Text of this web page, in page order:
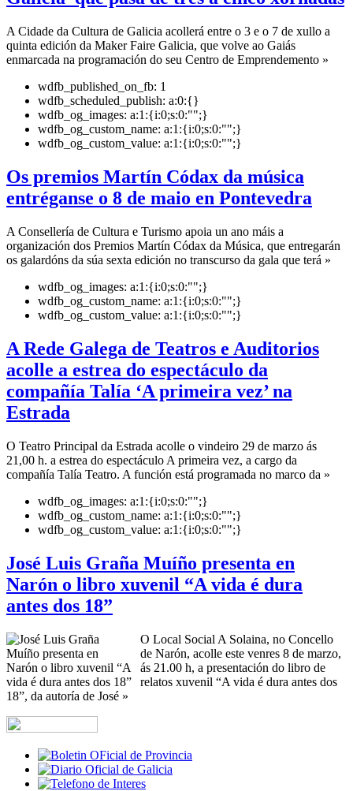
A Cidade da Cultura de Galicia acollerá entre o 3 e o 7 de xullo a
quinta edición da Maker Faire Galicia, que volve ao Gaiás
enmarcada na programación do seu Centro de Emprendemento »
wdfb_published_on_fb: 1
wdfb_scheduled_publish: a:0:{}
wdfb_og_images: a:1:{i:0;s:0:"";}
wdfb_og_custom_name: a:1:{i:0;s:0:"";}
wdfb_og_custom_value: a:1:{i:0;s:0:"";}
Os premios Martín Códax da música
entréganse o 8 de maio en Pontevedra
A Consellería de Cultura e Turismo apoia un ano máis a
organización dos Premios Martín Códax da Música, que entregarán
os galardóns da súa sexta edición no transcurso da gala que terá »
wdfb_og_images: a:1:{i:0;s:0:"";}
wdfb_og_custom_name: a:1:{i:0;s:0:"";}
wdfb_og_custom_value: a:1:{i:0;s:0:"";}
A Rede Galega de Teatros e Auditorios
acolle a estrea do espectáculo da
compañía Talía ‘A primeira vez’ na
Estrada
O Teatro Principal da Estrada acolle o vindeiro 29 de marzo ás
21,00 h. a estrea do espectáculo A primeira vez, a cargo da
compañía Talía Teatro. A función está programada no marco da »
wdfb_og_images: a:1:{i:0;s:0:"";}
wdfb_og_custom_name: a:1:{i:0;s:0:"";}
wdfb_og_custom_value: a:1:{i:0;s:0:"";}
José Luis Graña Muíño presenta en
Narón o libro xuvenil “A vida é dura
antes dos 18”
O Local Social A Solaina, no Concello
de Narón, acolle este venres 8 de marzo,
ás 21.00 h, a presentación do libro de
relatos xuvenil “A vida é dura antes dos
18”, da autoría de José »